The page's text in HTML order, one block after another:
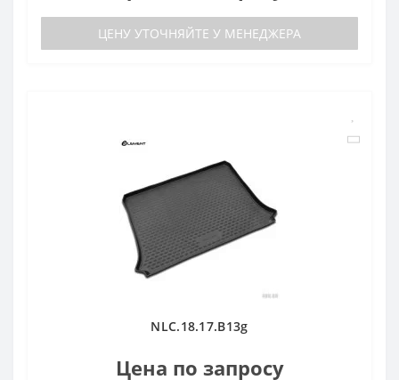
ЦЕНУ УТОЧНЯЙТЕ У МЕНЕДЖЕРА
NLC.18.17.B13g
Цена по запросу